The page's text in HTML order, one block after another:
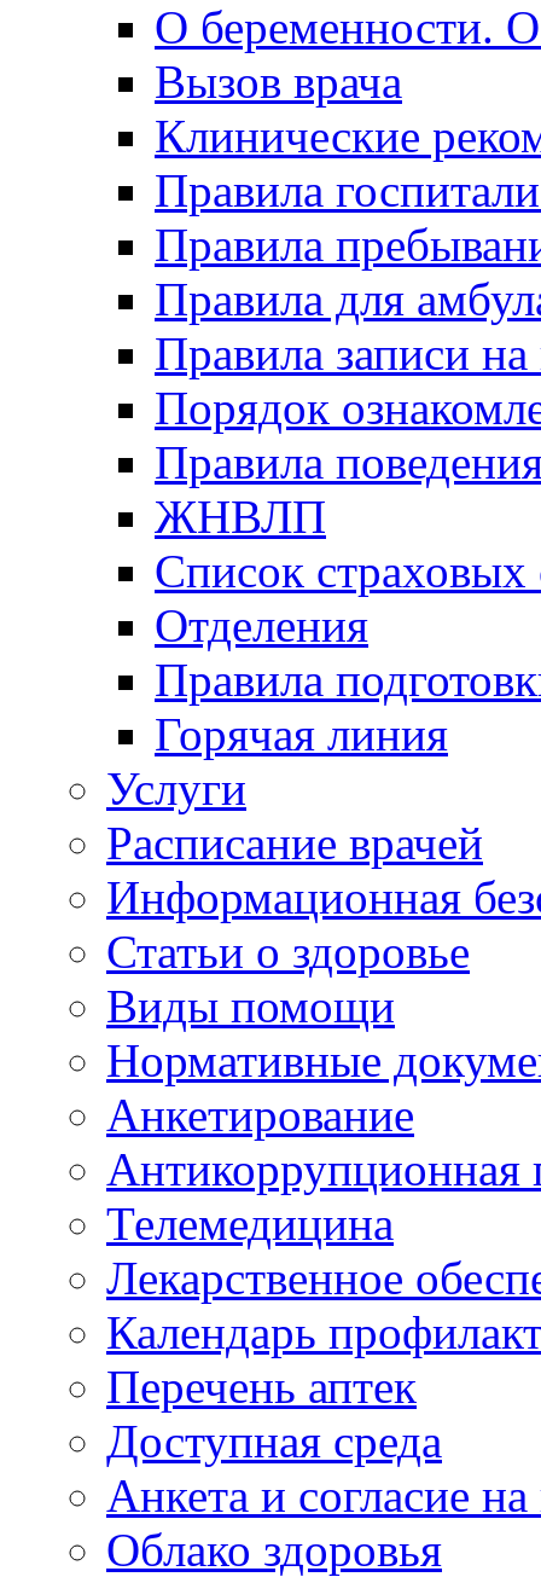
О беременности.
Вызов врача
Клинические
Правила
Правила
Правила для
Правила записи
Порядок
Правила
ЖНВЛП
Список страховых
Отделения
Правила
Горячая линия
Услуги
Расписание врачей
Информационная
Статьи о здоровье
Виды помощи
Нормативные
Анкетирование
Антикоррупционная
Телемедицина
Лекарственное
Календарь
Перечень аптек
Доступная среда
Анкета и согласие
Облако здоровья